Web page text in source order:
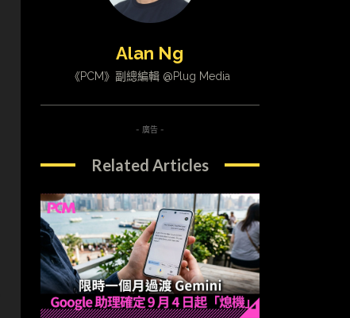
Alan Ng
《PCM》副總編輯 @Plug Media
- 廣告 -
Related Articles